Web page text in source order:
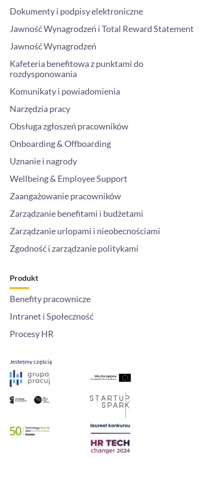
Dokumenty i podpisy elektroniczne
Jawność Wynagrodzeń i Total Reward Statement
Jawność Wynagrodzeń
Kafeteria benefitowa z punktami do
rozdysponowania
Komunikaty i powiadomienia
Narzędzia pracy
Obsługa zgłoszeń pracowników
Onboarding & Offboarding
Uznanie i nagrody
Wellbeing & Employee Support
Zaangażowanie pracowników
Zarządzanie benefitami i budżetami
Zarządzanie urlopami i nieobecnościami
Zgodność i zarządzanie politykami
Produkt
Benefity pracownicze
Intranet i Społeczność
Procesy HR
Jesteśmy częścią